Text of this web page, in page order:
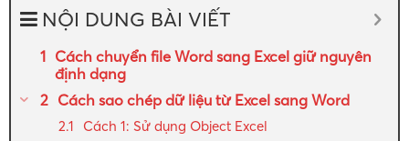
NỘI DUNG BÀI VIẾT
Cách chuyển file Word sang Excel giữ nguyên
định dạng
Cách sao chép dữ liệu từ Excel sang Word
Cách 1: Sử dụng Object Excel